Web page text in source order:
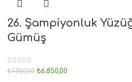
26. Şampiyonluk
Gümüş
₺7.500,00 ₺6.850,00